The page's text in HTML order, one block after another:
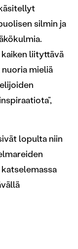
silmin ja
liityttävä
mieliä
lopulta niin